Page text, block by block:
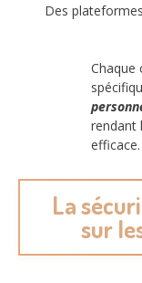
Des
Chaque
rendant
efficace.
La
sur